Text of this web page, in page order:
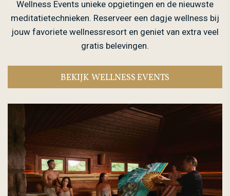
Wellness Events unieke opgietingen en de nieuwste
meditatietechnieken. Reserveer een dagje wellness bij
jouw favoriete wellnessresort en geniet van extra veel
gratis belevingen.
BEKIJK WELLNESS EVENTS